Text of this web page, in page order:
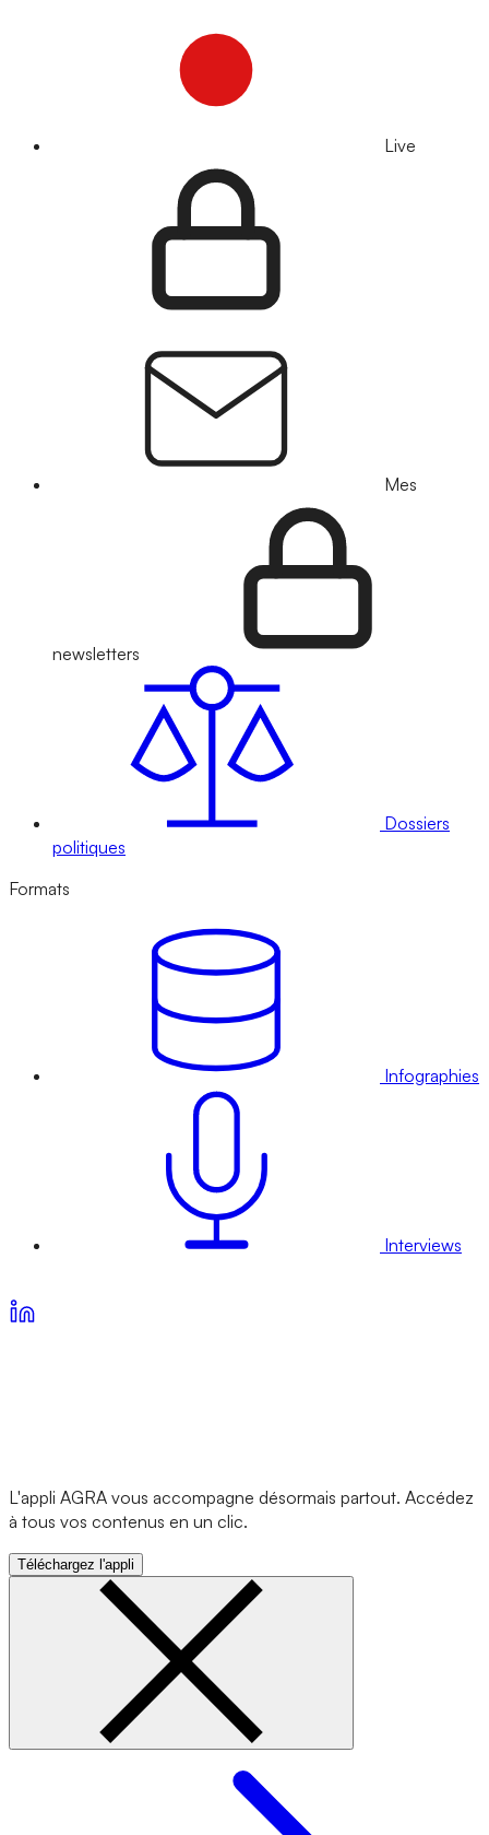
Live
Mes
newsletters
Dossiers
politiques
Formats
Infographies
Interviews
L'appli AGRA vous accompagne désormais partout. Accédez
à tous vos contenus en un clic.
Téléchargez l'appli